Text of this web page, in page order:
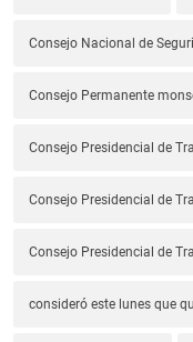
Consejo Nacional de
Consejo Permanente
Consejo Presidencial de
Consejo Presidencial de
Consejo Presidencial de
consideró este lunes que